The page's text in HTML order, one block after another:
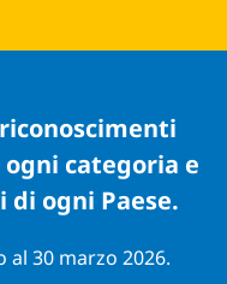
categoria e
ogni Paese.
30 marzo 2026.